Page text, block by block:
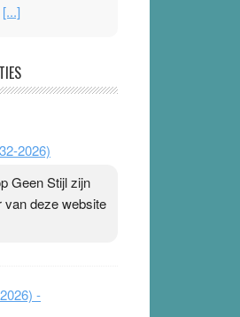
[...]
hartslag te
opnemen.
kan goud waard
in de
2026)
Geen Stijl zijn
van deze website
-